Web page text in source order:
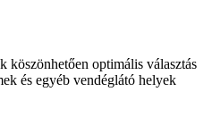
köszönhetően optimális választás
és egyéb vendéglátó helyek